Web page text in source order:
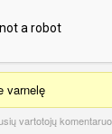
sritis
varnelę
vartotojų